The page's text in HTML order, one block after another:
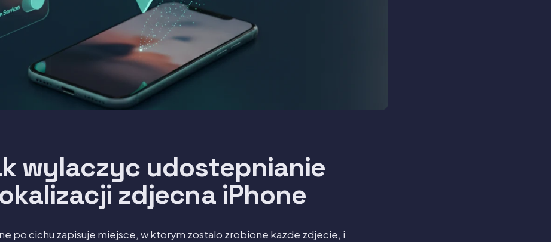
wylaczyc udostepnianie
zdjecna iPhone
po cichu zapisuje miejsce, w ktorym zostalo zrobione kazde zdjecie, i